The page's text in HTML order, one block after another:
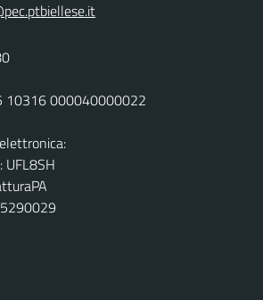
10316 000040000022
UFL8SH